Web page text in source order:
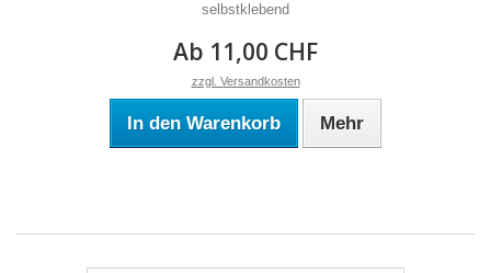
selbstklebend
Ab 11,00 CHF
zzgl. Versandkosten
In den Warenkorb Mehr